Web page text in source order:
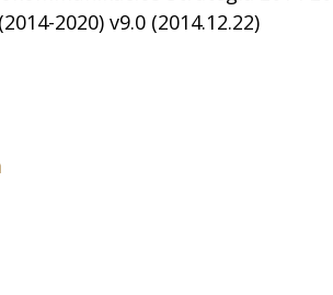
2020) v9.0 (2014.12.22)